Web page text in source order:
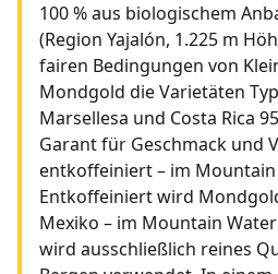
100 % aus biologischem
(Region Yajalón, 1.225 m
fairen Bedingungen von
Mondgold die Varietäten
Marsellesa und Costa Rica
Garant für Geschmack und
entkoffeiniert – im Mountain
Entkoffeiniert wird
Mexiko – im Mountain
wird ausschließlich reines